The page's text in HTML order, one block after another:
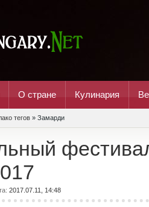
О стране Кулинария
тегов » Замарди
2017.07.11, 14:48